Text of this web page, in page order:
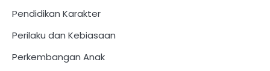
Pendidikan Karakter
Perilaku dan Kebiasaan
Perkembangan Anak